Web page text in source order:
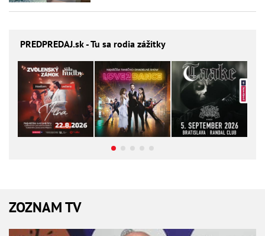
PREDPREDAJ.sk - Tu sa rodia zážitky
ZOZNAM TV